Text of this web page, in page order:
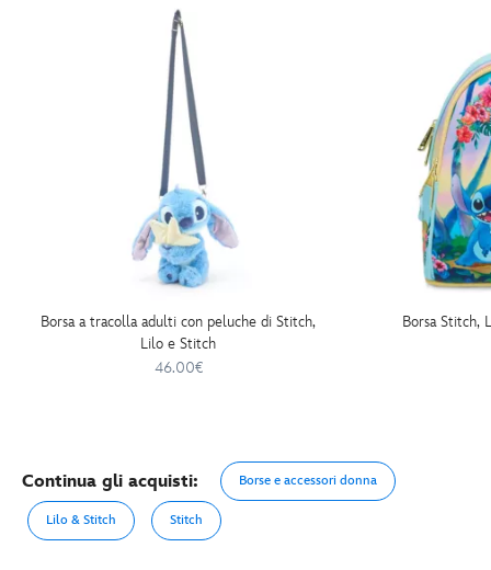
Borsa a tracolla adulti con peluche di Stitch,
Lilo e Stitch
46.00€
Borsa Stitch,
Continua gli acquisti: Borse e accessori donna
Lilo & Stitch Stitch